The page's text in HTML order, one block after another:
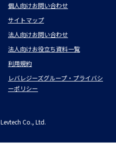
個人向けお問い合わせ
サイトマップ
法人向けお問い合わせ
法人向けお役立ち資料一覧
利用規約
レバレジーズグループ・プライバシ
ーポリシー
Levtech Co., Ltd.